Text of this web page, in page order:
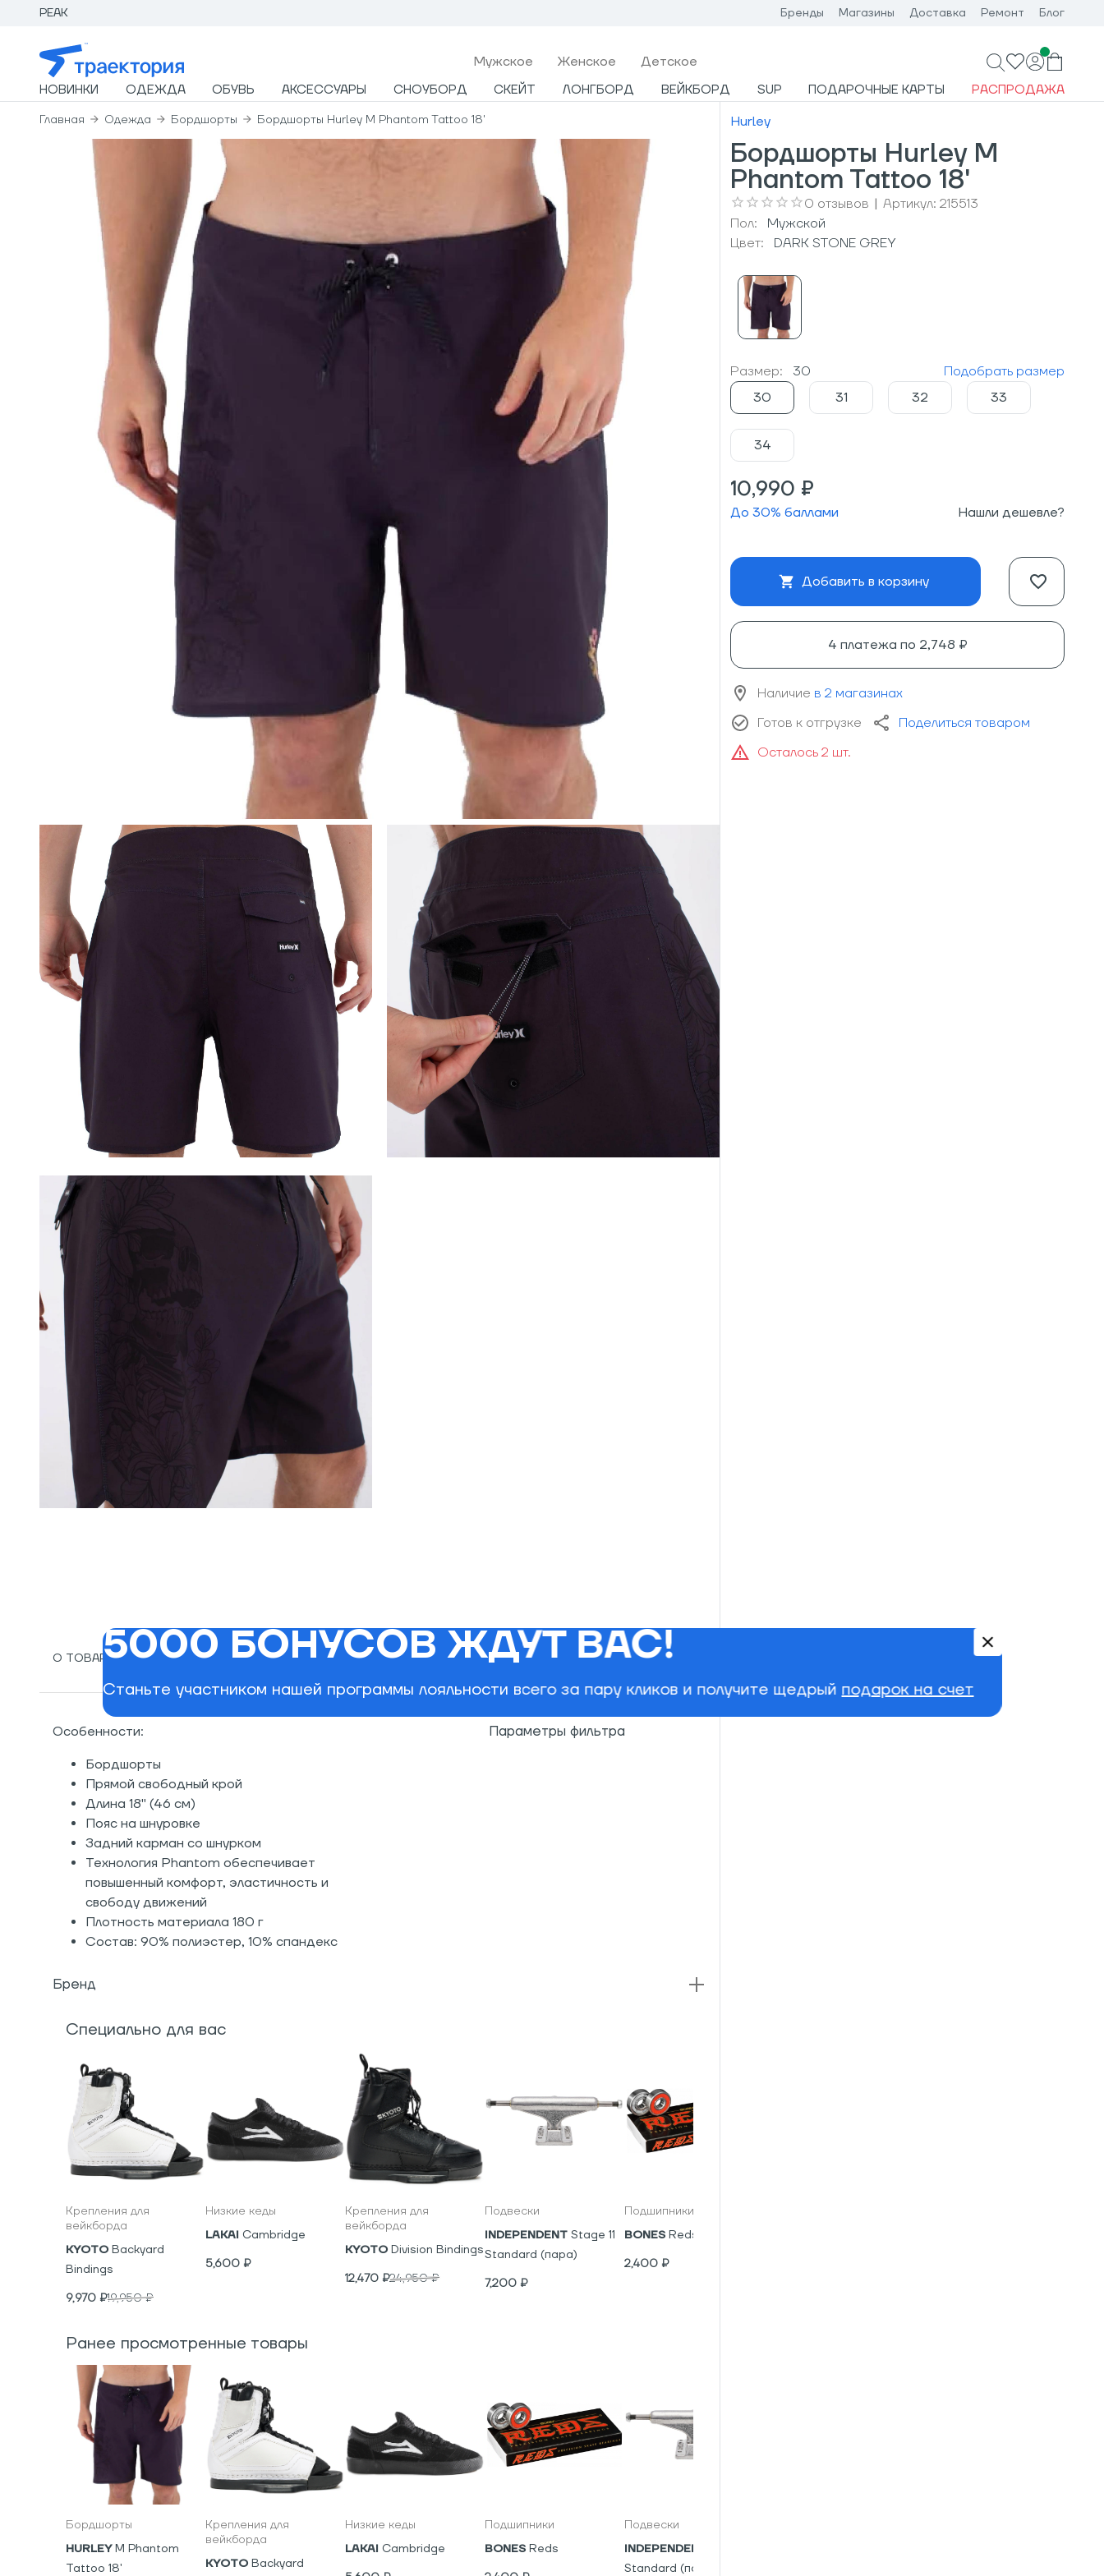
PEAK Бренды Магазины Доставка Ремонт Блог
Мужcкое Женское Детское
НОВИНКИ ОДЕЖДА ОБУВЬ АКСЕССУАРЫ СНОУБОРД СКЕЙТ ЛОНГБОРД ВЕЙКБОРД SUP ПОДАРОЧНЫЕ КАРТЫ РАСПРОДАЖА
Главная Одежда Бордшорты Бордшорты Hurley M Phantom Tattoo 18'
О ТОВАРЕ СПЕЦИАЛЬНО ДЛЯ ВАС РАНЕЕ ПРОСМОТРЕННЫЕ ОТЗЫВЫ
Особенности:
Бордшорты
Прямой свободный крой
Длина 18" (46 см)
Пояс на шнуровке
Задний карман со шнурком
Технология Phantom обеспечивает
повышенный комфорт, эластичность и
свободу движений
Плотность материала 180 г
Состав: 90% полиэстер, 10% спандекс
Параметры фильтра
Бренд
Специально для вас
Крепления для
вейкборда
KYOTO Backyard
Bindings
9,970 ₽19,950₽
Низкие кеды
LAKAI Cambridge
5,600 ₽
Крепления для
вейкборда
KYOTO Division Bindings
12,470 ₽24,950₽
Подвески
INDEPENDENT Stage 11
Standard (пара)
7,200 ₽
Подшипники
BONES Reds
2,400 ₽
Ранее просмотренные товары
Бордшорты
HURLEY M Phantom
Tattoo 18'
Крепления для
вейкборда
KYOTO Backyard
Низкие кеды
LAKAI Cambridge
Подшипники
BONES Reds
Подвески
INDEPENDENT
Standard (пара)
Hurley
Бордшорты Hurley M
Phantom Tattoo 18'
0 отзывов | Артикул: 215513
Пол:
Мужcкой
Цвет:
DARK STONE GREY
Размер: 30
Подобрать размер
30
31 32 33
34
10,990 ₽
До 30% баллами Нашли дешевле?
Добавить в корзину
4 платежа по 2,748 ₽
Наличие в 2 магазинах
Готов к отгрузке
Поделиться товаром
Осталось 2 шт.
5000 БОНУСОВ ЖДУТ ВАС!
Станьте участником нашей программы лояльности всего за пару кликов и получите щедрый подарок на счет